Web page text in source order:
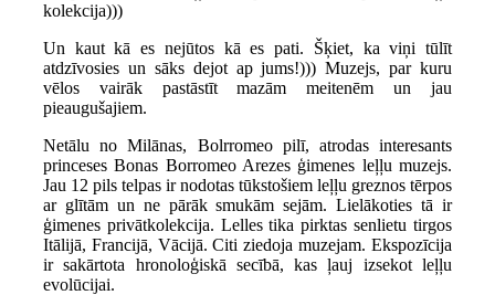
kolekcija)))
Un kaut kā es nejūtos kā es pati. Šķiet, ka viņi tūlīt
atdzīvosies un sāks dejot ap jums!))) Muzejs, par kuru
vēlos vairāk pastāstīt mazām meitenēm un jau
pieaugušajiem.
Netālu no Milānas, Bolrromeo pilī, atrodas interesants
princeses Bonas Borromeo Arezes ģimenes leļļu muzejs.
Jau 12 pils telpas ir nodotas tūkstošiem leļļu greznos tērpos
ar glītām un ne pārāk smukām sejām. Lielākoties tā ir
ģimenes privātkolekcija. Lelles tika pirktas senlietu tirgos
Itālijā, Francijā, Vācijā. Citi ziedoja muzejam. Ekspozīcija
ir sakārtota hronoloģiskā secībā, kas ļauj izsekot leļļu
evolūcijai.